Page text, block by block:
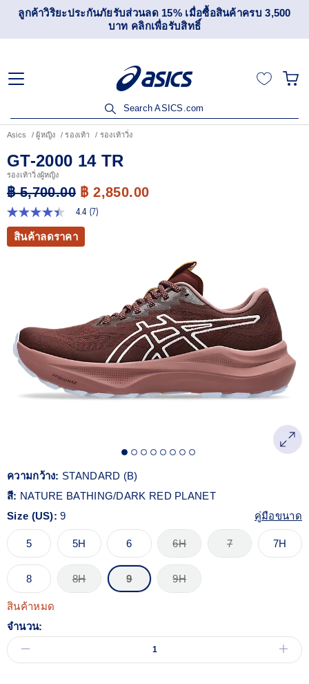
เข้าร่วม OneASICS™ เพื่อสะสมคะแนน และสิทธิพิเศษสำหรับ
สมาชิกเท่านั้น สมัครเลย
Search ASICS.com
Asics ผู้หญิง รองเท้า รองเท้าวิ่ง
GT-2000 14 TR
รองเท้าวิ่งผู้หญิง
฿ 5,700.00 ฿ 2,850.00
4.4
จาก
ดาว
ลิงก์
หน้า
เดียวกัน
4.4 (7)
สินค้าลดราคา
ความกว้าง: STANDARD (B)
สี: NATURE BATHING/DARK RED PLANET
Size (US):9 คู่มือขนาด
5 5H 6 6H 7 7H
8 8H 9 9H
สินค้าหมด
จำนวน: